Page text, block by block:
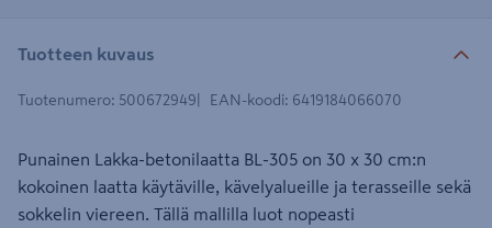
Tuotteen kuvaus
Tuotenumero: 500672949 EAN-koodi: 6419184066070
Punainen Lakka-betonilaatta BL-305 on 30 x 30 cm:n
kokoinen laatta käytäville, kävelyalueille ja terasseille sekä
sokkelin viereen. Tällä mallilla luot nopeasti